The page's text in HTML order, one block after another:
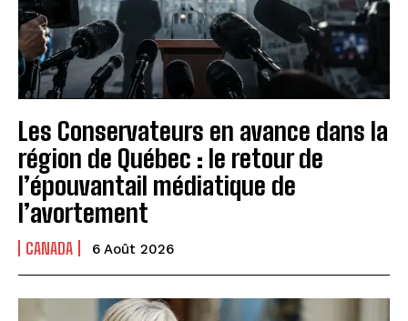
Les Conservateurs en avance dans la
région de Québec : le retour de
l’épouvantail médiatique de
l’avortement
CANADA 6 Août 2026